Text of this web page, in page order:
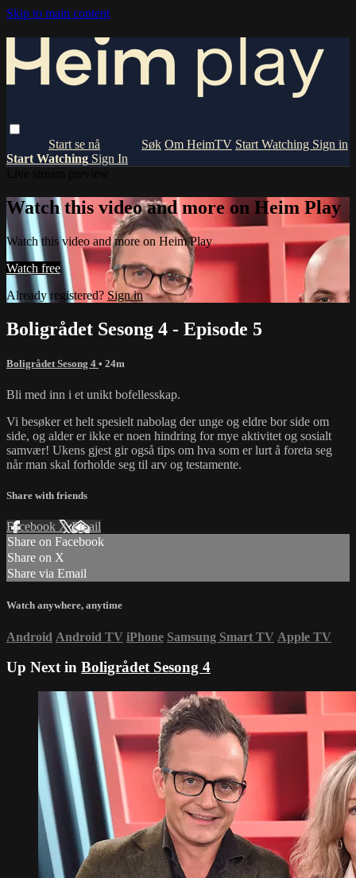
Skip to main content
Om HeimTV Start Watching Sign in
Start Watching Sign In
Watch this video and more on Heim Play
Watch this video and more on Heim Play
Watch free
Already registered? Sign in
Boligrådet Sesong 4 - Episode 5
Boligrådet Sesong 4 • 24m
Bli med inn i et unikt bofellesskap.
Vi besøker et helt spesielt nabolag der unge og eldre bor side om
side, og alder er ikke er noen hindring for mye aktivitet og sosialt
samvær! Ukens gjest gir også tips om hva som er lurt å foreta seg
når man skal forholde seg til arv og testamente.
Share with friends
Facebook XEmail
Share on Facebook
Share on X
Share via Email
Watch anywhere, anytime
Android Android TV iPhone Samsung Smart TV Apple TV
Up Next in Boligrådet Sesong 4